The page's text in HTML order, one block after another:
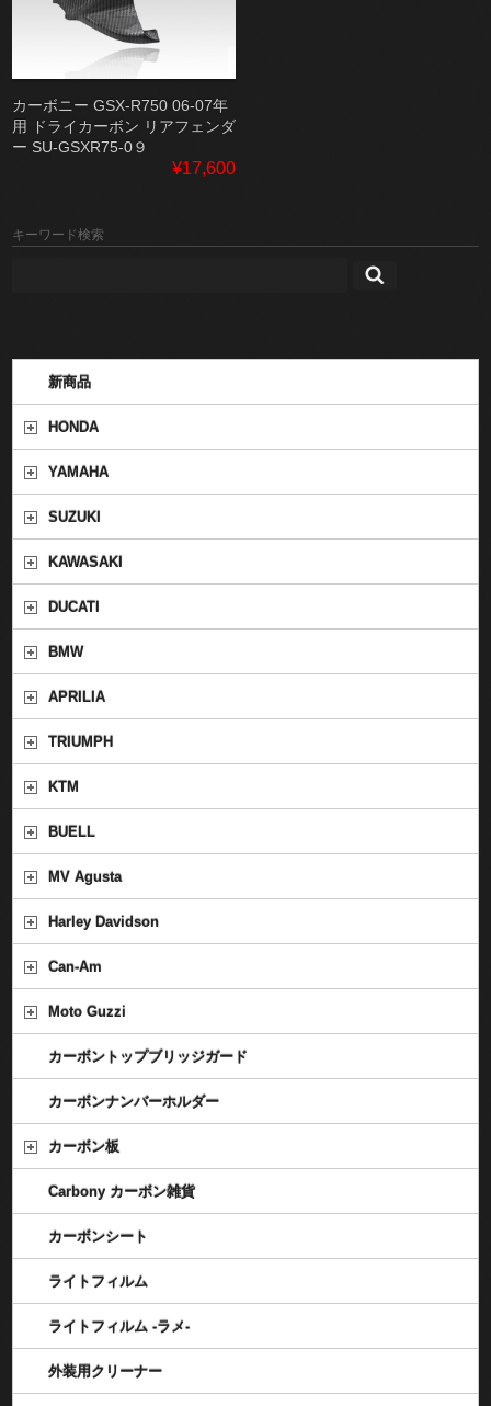
カーボニー GSX-R750 06-07年
用 ドライカーボン リアフェンダ
ー SU-GSXR75-0９
¥17,600
キーワード検索
新商品
HONDA
YAMAHA
SUZUKI
KAWASAKI
DUCATI
BMW
APRILIA
TRIUMPH
KTM
BUELL
MV Agusta
Harley Davidson
Can-Am
Moto Guzzi
カーボントップブリッジガード
カーボンナンバーホルダー
カーボン板
Carbony カーボン雑貨
カーボンシート
ライトフィルム
ライトフィルム -ラメ-
外装用クリーナー